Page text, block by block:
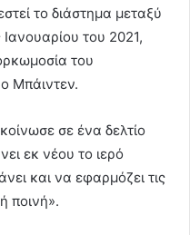
το διάστημα μεταξύ
του 2021,
του
Μπάιντεν.
σε ένα δελτίο
εκ νέου το ιερό
και να εφαρμόζει τις
ποινή».